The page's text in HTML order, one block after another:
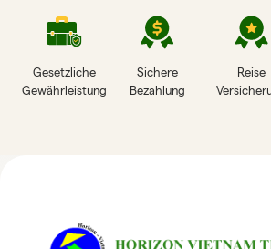
Gesetzliche
Gewährleistung
Sichere
Bezahlung
Reise